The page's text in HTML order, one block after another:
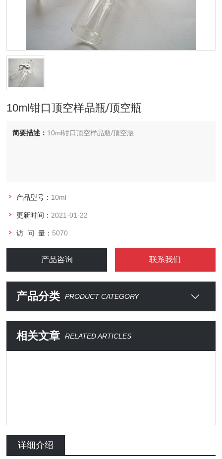
10ml钳口顶空样品瓶/顶空瓶
简要描述： 10ml钳口顶空样品瓶/顶空瓶
产品型号： 10ml
更新时间： 2021-01-22
访 问 量： 5070
产品咨询 联系我们
产品分类 PRODUCT CATEGORY
相关文章 RELATED ARTICLES
详细介绍